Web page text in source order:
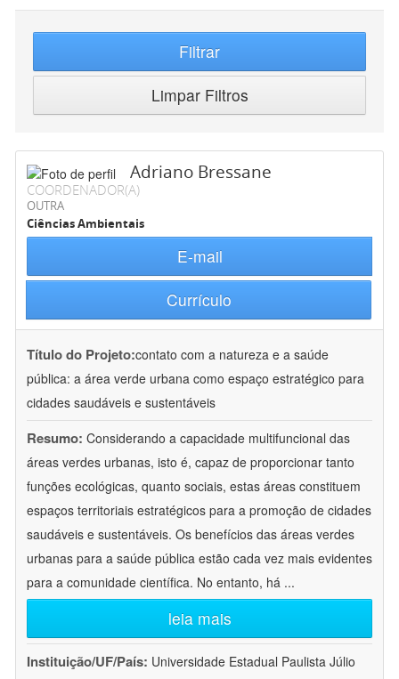
Filtrar
Limpar Filtros
Adriano Bressane
COORDENADOR(A)
OUTRA
Ciências Ambientais
E-mail
Currículo
Título do Projeto:contato com a natureza e a saúde
pública: a área verde urbana como espaço estratégico para
cidades saudáveis e sustentáveis
Resumo: Considerando a capacidade multifuncional das
áreas verdes urbanas, isto é, capaz de proporcionar tanto
funções ecológicas, quanto sociais, estas áreas constituem
espaços territoriais estratégicos para a promoção de cidades
saudáveis e sustentáveis. Os benefícios das áreas verdes
urbanas para a saúde pública estão cada vez mais evidentes
para a comunidade científica. No entanto, há ...
leia mais
Instituição/UF/País: Universidade Estadual Paulista Júlio